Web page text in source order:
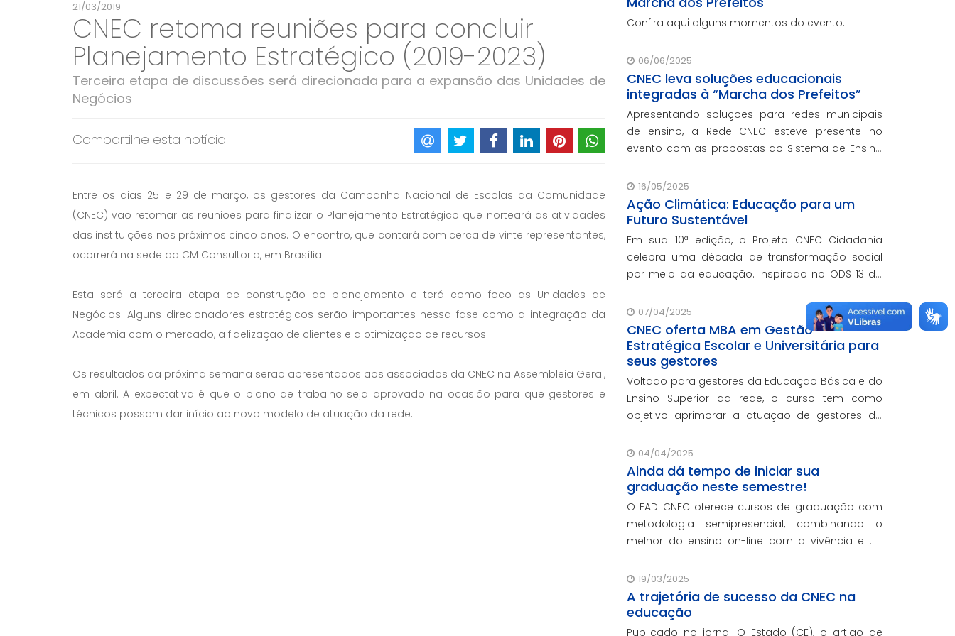
21/03/2019
CNEC retoma reuniões para concluir
Planejamento Estratégico (2019-2023)
Terceira etapa de discussões será direcionada para a expansão das Unidades de
Negócios
Compartilhe esta notícia
Entre os dias 25 e 29 de março, os gestores da Campanha Nacional de Escolas da Comunidade
(CNEC) vão retomar as reuniões para finalizar o Planejamento Estratégico que norteará as atividades
das instituições nos próximos cinco anos. O encontro, que contará com cerca de vinte representantes,
ocorrerá na sede da CM Consultoria, em Brasília.
Esta será a terceira etapa de construção do planejamento e terá como foco as Unidades de
Negócios. Alguns direcionadores estratégicos serão importantes nessa fase como a integração da
Academia com o mercado, a fidelização de clientes e a otimização de recursos.
Os resultados da próxima semana serão apresentados aos associados da CNEC na Assembleia Geral,
em abril. A expectativa é que o plano de trabalho seja aprovado na ocasião para que gestores e
técnicos possam dar início ao novo modelo de atuação da rede.
Confira aqui alguns momentos do evento.
06/06/2025
CNEC leva soluções educacionais
integradas à “Marcha dos Prefeitos”
Apresentando soluções para redes municipais
de ensino, a Rede CNEC esteve presente no
evento com as propostas do Sistema de Ensino
docente, serviços de gestão escolar e parcerias
com prefeituras durante e
16/05/2025
Ação Climática: Educação para um
Futuro Sustentável
Em sua 10ª edição, o Projeto CNEC Cidadania
celebra uma década de transformação social
por meio da educação. Inspirado no ODS 13 da
climáticas e na promoção da sustentabilidade.
07/04/2025
CNEC oferta MBA em Gestão
Estratégica Escolar e Universitária para
seus gestores
Voltado para gestores da Educação Básica e do
Ensino Superior da rede, o curso tem como
objetivo aprimorar a atuação de gestores da
continuada em serviço da instituição, contando
com o oferecimento gratuito da Re
04/04/2025
Ainda dá tempo de iniciar sua
graduação neste semestre!
O EAD CNEC oferece cursos de graduação com
metodologia semipresencial, combinando o
melhor do ensino on-line com a vivência e as
19/03/2025
A trajetória de sucesso da CNEC na
educação
Publicado no jornal O Estado (CE), o artigo de